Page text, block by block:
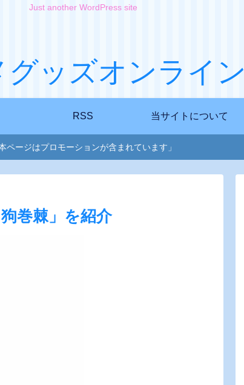
Just another WordPress site
グッズオンライン
RSS 当サイトについて
本ページはプロモーションが含まれています」
巻棘」を紹介